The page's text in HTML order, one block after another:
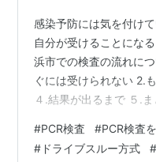
感染予防には気を付け
自分が受けることにな
浜市での検査の流れに
ぐには受けられない 2.
４.結果が出るまで ５.
調な日々だった。その
たしが発熱！！😂 土曜
#PCR検査 #PCR検査
# ドライブスルー方式 #